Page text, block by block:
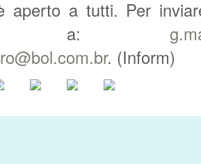
è aperto a tutti. Per
a:
. (Inform)